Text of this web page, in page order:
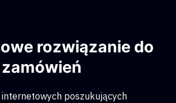
rozwiązanie do
poszukujących